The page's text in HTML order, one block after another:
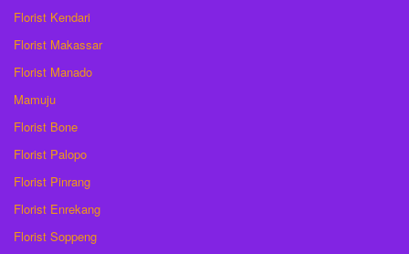
Florist Kendari
Florist Makassar
Florist Manado
Mamuju
Florist Bone
Florist Palopo
Florist Pinrang
Florist Enrekang
Florist Soppeng